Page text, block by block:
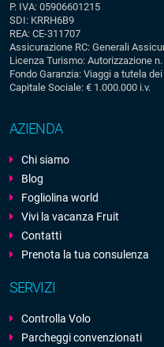
P. IVA: 05906601215
SDI: KRRH6B9
REA: CE-311707
Assicurazione RC: Generali
Licenza Turismo: Autorizzazione
Fondo Garanzia: Viaggi a tutela
Capitale Sociale: € 1.000.000 i.v.
AZIENDA
Chi siamo
Blog
Fogliolina world
Vivi la vacanza Fruit
Contatti
Prenota la tua consulenza
SERVIZI
Controlla Volo
Parcheggi convenzionati